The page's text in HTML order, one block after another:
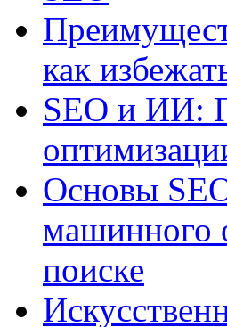
как
SEO и ИИ:
Основы
машинного
поиске